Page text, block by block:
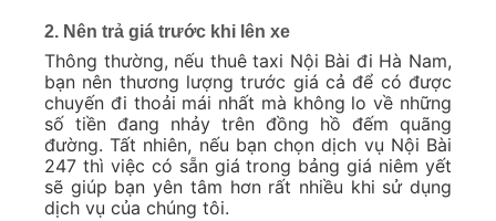
2. Nên trả giá trước khi lên xe
Thông thường, nếu thuê taxi Nội Bài đi Hà Nam,
bạn nên thương lượng trước giá cả để có được
chuyến đi thoải mái nhất mà không lo về những
số tiền đang nhảy trên đồng hồ đếm quãng
đường. Tất nhiên, nếu bạn chọn dịch vụ Nội Bài
247 thì việc có sẵn giá trong bảng giá niêm yết
sẽ giúp bạn yên tâm hơn rất nhiều khi sử dụng
dịch vụ của chúng tôi.